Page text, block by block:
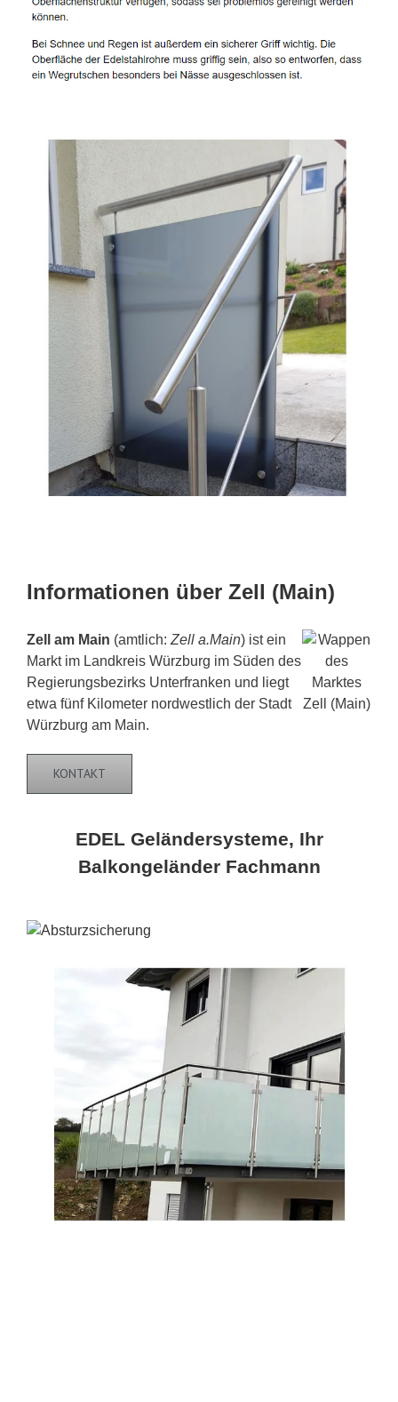
Informationen über Zell (Main)
Zell am Main (amtlich: Zell a.Main) ist ein
Markt im Landkreis Würzburg im Süden des
Regierungsbezirks Unterfranken und liegt
etwa fünf Kilometer nordwestlich der Stadt
Würzburg am Main.
KONTAKT
EDEL Geländersysteme, Ihr
Balkongeländer Fachmann